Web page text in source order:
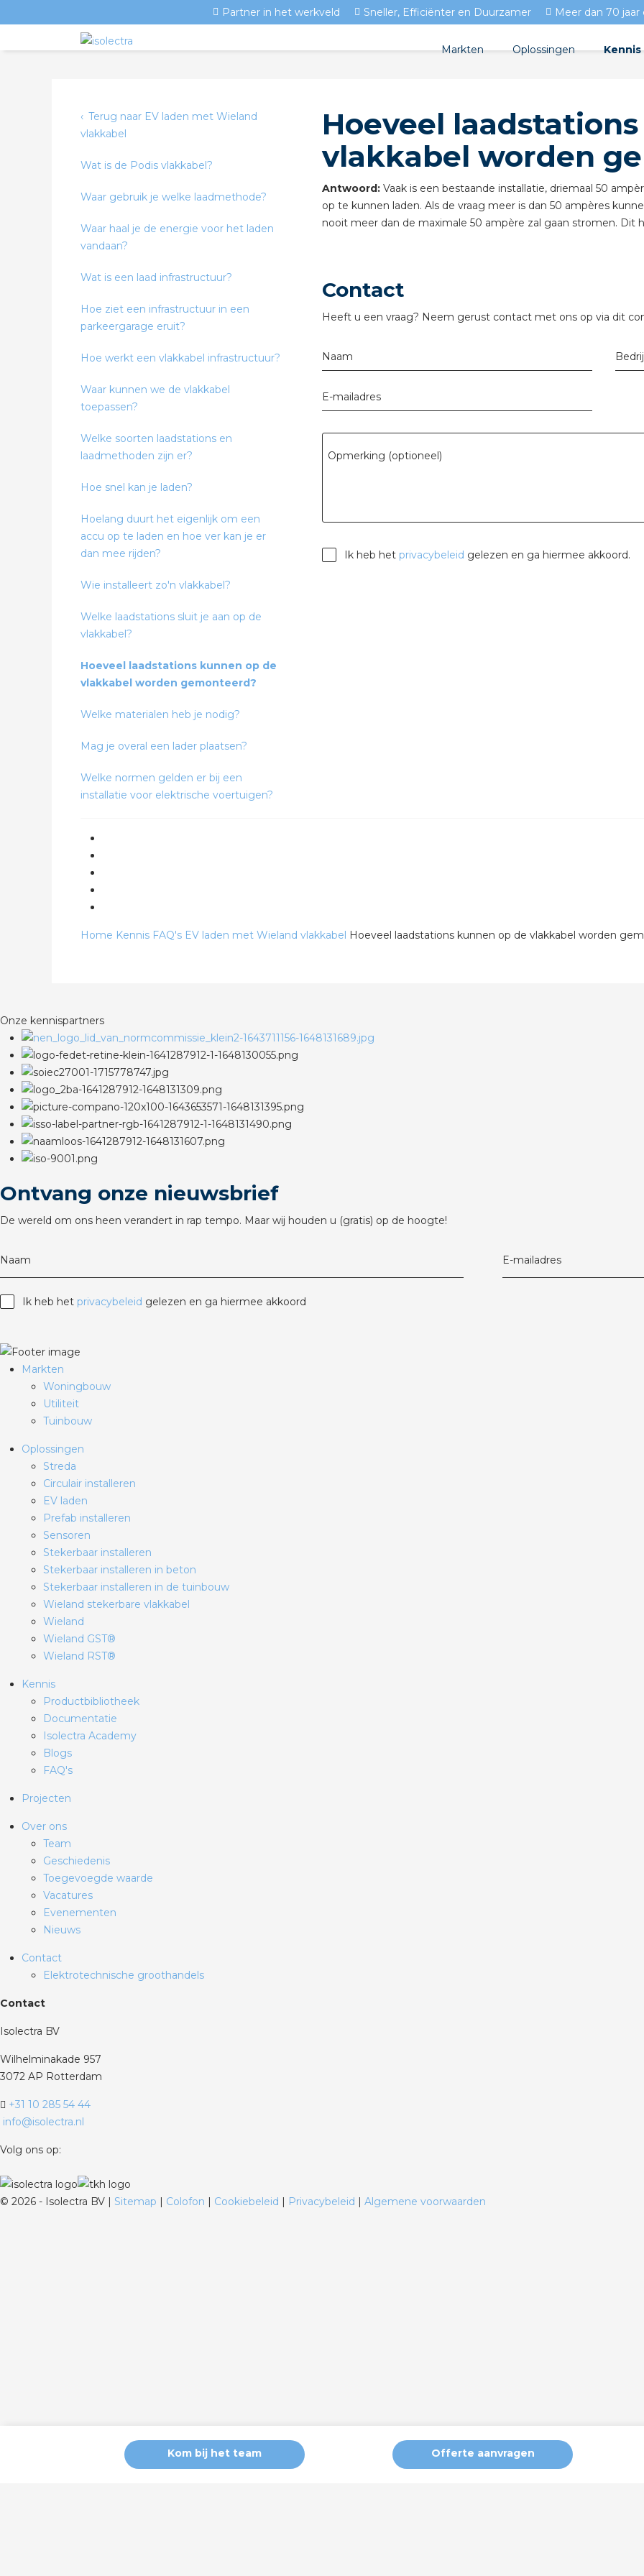
Hoeveel
vlakkabel worden
Antwoord: Vaak is een bestaande installatie, driemaal 50
op te kunnen laden. Als de vraag meer is dan 50 ampères
nooit meer dan de maximale 50 ampère zal gaan stromen. Dit
Contact
Heeft u een vraag? Neem gerust contact met ons op via dit
Naam
E-mailadres
Opmerking (optioneel)
Ik heb het privacybeleid gelezen en ga hiermee akkoord.
Terug naar EV laden met Wieland
vlakkabel
Wat is de Podis vlakkabel?
Waar gebruik je welke laadmethode?
Waar haal je de energie voor het laden
vandaan?
Wat is een laad infrastructuur?
Hoe ziet een infrastructuur in een
parkeergarage eruit?
Hoe werkt een vlakkabel infrastructuur?
Waar kunnen we de vlakkabel
toepassen?
Welke soorten laadstations en
laadmethoden zijn er?
Hoe snel kan je laden?
Hoelang duurt het eigenlijk om een
accu op te laden en hoe ver kan je er
dan mee rijden?
Wie installeert zo'n vlakkabel?
Welke laadstations sluit je aan op de
vlakkabel?
Hoeveel laadstations kunnen op de
vlakkabel worden gemonteerd?
Welke materialen heb je nodig?
Mag je overal een lader plaatsen?
Welke normen gelden er bij een
installatie voor elektrische voertuigen?
Home Kennis FAQ's EV laden met Wieland vlakkabel Hoeveel laadstations kunnen op de vlakkabel worden
Onze kennispartners
Ontvang onze nieuwsbrief
De wereld om ons heen verandert in rap tempo. Maar wij houden u (gratis) op de hoogte!
Naam E-mailadres
Ik heb het privacybeleid gelezen en ga hiermee akkoord
Partner in het werkveld Sneller, Efficiënter en Duurzamer Meer dan 70 jaar
Kom bij het team Offerte aanvragen
Markten
Utiliteit
Tuinbouw
Oplossingen
Circulair installeren
EV laden
Prefab installeren
Sensoren
Stekerbaar installeren in
Wieland stekerbare
Kennis
Blogs
FAQ's
Markten
Woningbouw
Utiliteit
Tuinbouw
Oplossingen
Streda
Circulair installeren
EV laden
Prefab installeren
Sensoren
Stekerbaar installeren
Stekerbaar installeren in beton
Stekerbaar installeren in de tuinbouw
Wieland stekerbare vlakkabel
Wieland
Wieland GST®
Wieland RST®
Kennis
Productbibliotheek
Documentatie
Isolectra Academy
Blogs
FAQ's
Projecten
Over ons
Team
Geschiedenis
Toegevoegde waarde
Vacatures
Evenementen
Nieuws
Contact
Elektrotechnische groothandels
Contact
Isolectra BV
Wilhelminakade 957
3072 AP Rotterdam
+31 10 285 54 44
info@isolectra.nl
Volg ons op:
© 2026 - Isolectra BV | Sitemap | Colofon | Cookiebeleid | Privacybeleid | Algemene voorwaarden